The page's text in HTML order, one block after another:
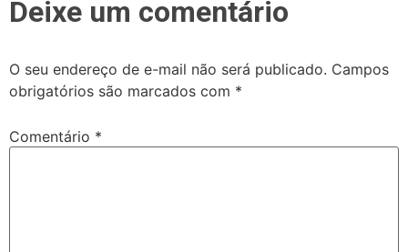
Deixe um comentário
O seu endereço de e-mail não será publicado. Campos
obrigatórios são marcados com *
Comentário *